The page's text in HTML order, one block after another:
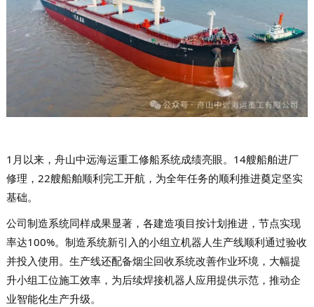
1月以来，舟山中远海运重工修船系统成绩亮眼。14艘船舶进厂
修理，22艘船舶顺利完工开航，为全年任务的顺利推进奠定坚实
基础。
公司制造系统同样成果显著，各建造项目按计划推进，节点实现
率达100%。制造系统新引入的小组立机器人生产线顺利通过验收
并投入使用。生产线还配备烟尘回收系统改善作业环境，大幅提
升小组工位施工效率，为后续焊接机器人应用提供示范，推动企
业智能化生产升级。